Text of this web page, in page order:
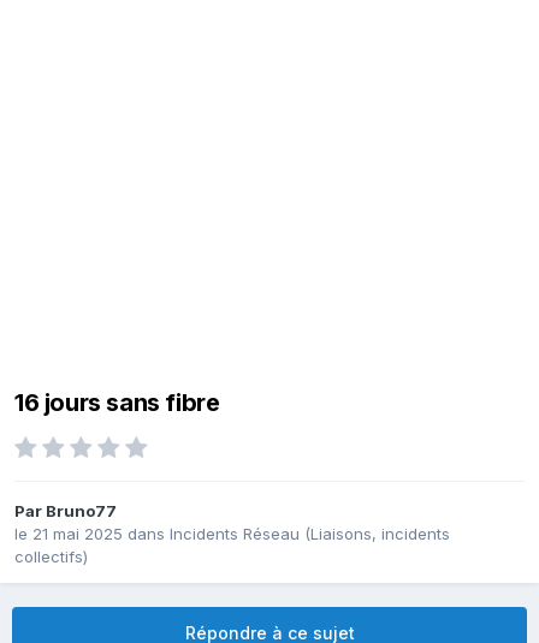
16 jours sans fibre
Par Bruno77
le 21 mai 2025 dans Incidents Réseau (Liaisons, incidents
collectifs)
Répondre à ce sujet